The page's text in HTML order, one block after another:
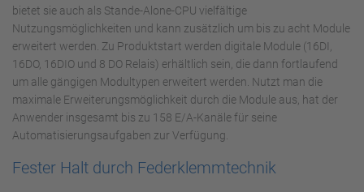
bietet sie auch als Stande-Alone-CPU vielfältige
Nutzungsmöglichkeiten und kann zusätzlich um bis zu acht Module
erweitert werden. Zu Produktstart werden digitale Module (16DI,
16DO, 16DIO und 8 DO Relais) erhältlich sein, die dann fortlaufend
um alle gängigen Modultypen erweitert werden. Nutzt man die
maximale Erweiterungsmöglichkeit durch die Module aus, hat der
Anwender insgesamt bis zu 158 E/A-Kanäle für seine
Automatisierungsaufgaben zur Verfügung.
Fester Halt durch Federklemmtechnik